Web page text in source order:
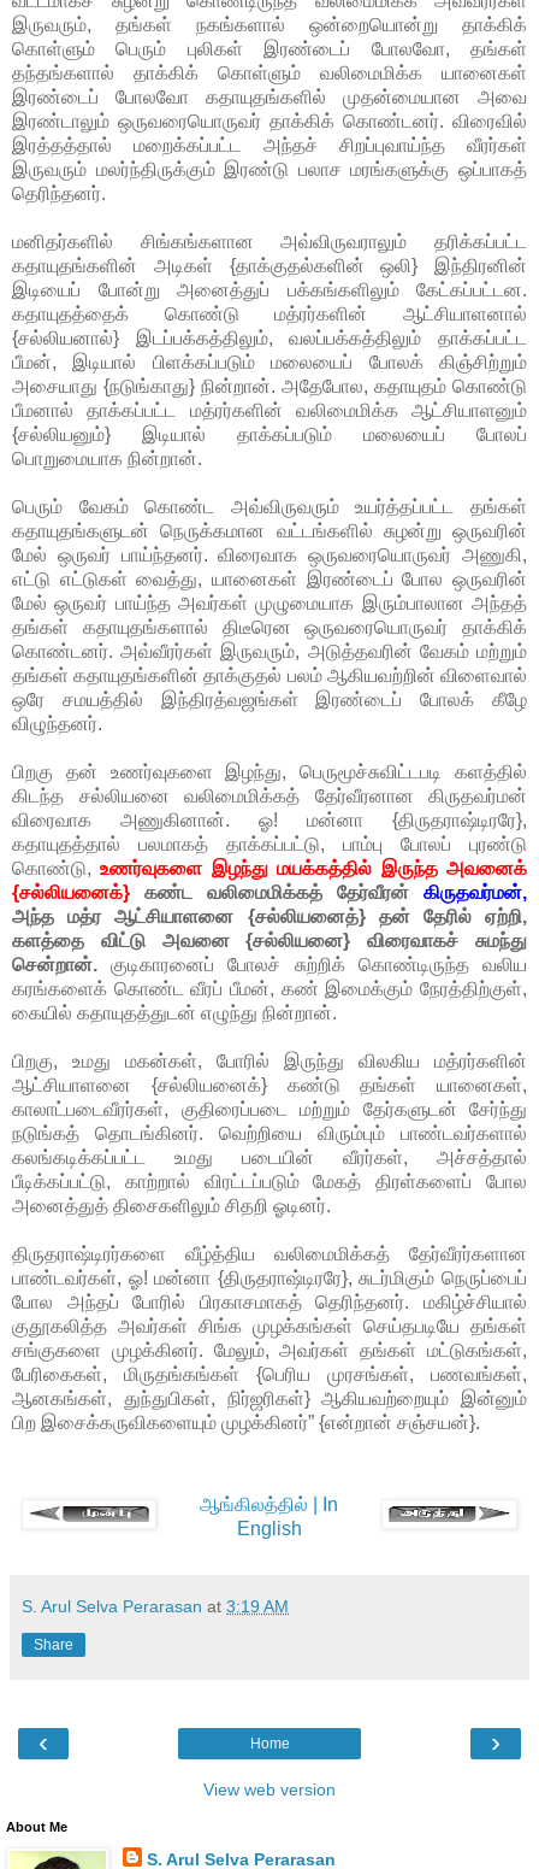
இருவரும், தங்கள் நகங்களால் ஒன்றையொன்று தாக்கிக்
கொள்ளும் பெரும் புலிகள் இரண்டைப் போலவோ, தங்கள்
தந்தங்களால் தாக்கிக் கொள்ளும் வலிமைமிக்க யானைகள்
இரண்டைப் போலவோ கதாயுதங்களில் முதன்மையான அவை
இரண்டாலும் ஒருவரையொருவர் தாக்கிக் கொண்டனர். விரைவில்
இரத்தத்தால் மறைக்கப்பட்ட அந்தச் சிறப்புவாய்ந்த வீரர்கள்
இருவரும் மலர்ந்திருக்கும் இரண்டு பலாச மரங்களுக்கு ஒப்பாகத்
தெரிந்தனர்.
மனிதர்களில் சிங்கங்களான அவ்விருவராலும் தரிக்கப்பட்ட
கதாயுதங்களின் அடிகள் {தாக்குதல்களின் ஒலி} இந்திரனின்
இடியைப் போன்று அனைத்துப் பக்கங்களிலும் கேட்கப்பட்டன.
கதாயுதத்தைக் கொண்டு மத்ரர்களின் ஆட்சியாளனால்
{சல்லியனால்} இடப்பக்கத்திலும், வலப்பக்கத்திலும் தாக்கப்பட்ட
பீமன், இடியால் பிளக்கப்படும் மலையைப் போலக் கிஞ்சிற்றும்
அசையாது {நடுங்காது} நின்றான். அதேபோல, கதாயுதம் கொண்டு
பீமனால் தாக்கப்பட்ட மத்ரர்களின் வலிமைமிக்க ஆட்சியாளனும்
{சல்லியனும்} இடியால் தாக்கப்படும் மலையைப் போலப்
பொறுமையாக நின்றான்.
பெரும் வேகம் கொண்ட அவ்விருவரும் உயர்த்தப்பட்ட தங்கள்
கதாயுதங்களுடன் நெருக்கமான வட்டங்களில் சுழன்று ஒருவரின்
மேல் ஒருவர் பாய்ந்தனர். விரைவாக ஒருவரையொருவர் அணுகி,
எட்டு எட்டுகள் வைத்து, யானைகள் இரண்டைப் போல ஒருவரின்
மேல் ஒருவர் பாய்ந்த அவர்கள் முழுமையாக இரும்பாலான அந்தத்
தங்கள் கதாயுதங்களால் திடீரென ஒருவரையொருவர் தாக்கிக்
கொண்டனர். அவ்வீரர்கள் இருவரும், அடுத்தவரின் வேகம் மற்றும்
தங்கள் கதாயுதங்களின் தாக்குதல் பலம் ஆகியவற்றின் விளைவால்
ஒரே சமயத்தில் இந்திரத்வஜங்கள் இரண்டைப் போலக் கீழே
விழுந்தனர்.
பிறகு தன் உணர்வுகளை இழந்து, பெருமூச்சுவிட்டபடி களத்தில்
கிடந்த சல்லியனை வலிமைமிக்கத் தேர்வீரனான கிருதவர்மன்
விரைவாக அணுகினான். ஓ! மன்னா {திருதராஷ்டிரரே},
கதாயுதத்தால் பலமாகத் தாக்கப்பட்டு, பாம்பு போலப் புரண்டு
கொண்டு,உணர்வுகளை இழந்து மயக்கத்தில் இருந்த அவனைக்
{சல்லியனைக்} கண்ட வலிமைமிக்கத் தேர்வீரன் கிருதவர்மன்,
அந்த மத்ர ஆட்சியாளனை {சல்லியனைத்} தன் தேரில் ஏற்றி,
களத்தை விட்டு அவனை {சல்லியனை} விரைவாகச் சுமந்து
சென்றான்.குடிகாரனைப் போலச் சுற்றிக் கொண்டிருந்த வலிய
கரங்களைக் கொண்ட வீரப் பீமன், கண் இமைக்கும் நேரத்திற்குள்,
கையில் கதாயுதத்துடன் எழுந்து நின்றான்.
பிறகு, உமது மகன்கள், போரில் இருந்து விலகிய மத்ரர்களின்
ஆட்சியாளனை {சல்லியனைக்} கண்டு தங்கள் யானைகள்,
காலாட்படைவீரர்கள், குதிரைப்படை மற்றும் தேர்களுடன் சேர்ந்து
நடுங்கத் தொடங்கினர். வெற்றியை விரும்பும் பாண்டவர்களால்
கலங்கடிக்கப்பட்ட உமது படையின் வீரர்கள், அச்சத்தால்
பீடிக்கப்பட்டு, காற்றால் விரட்டப்படும் மேகத் திரள்களைப் போல
அனைத்துத் திசைகளிலும் சிதறி ஓடினர்.
திருதராஷ்டிரர்களை வீழ்த்திய வலிமைமிக்கத் தேர்வீரர்களான
பாண்டவர்கள், ஓ! மன்னா {திருதராஷ்டிரரே}, சுடர்மிகும் நெருப்பைப்
போல அந்தப் போரில் பிரகாசமாகத் தெரிந்தனர். மகிழ்ச்சியால்
குதூகலித்த அவர்கள் சிங்க முழக்கங்கள் செய்தபடியே தங்கள்
சங்குகளை முழக்கினர். மேலும், அவர்கள் தங்கள் மட்டுகங்கள்,
பேரிகைகள், மிருதங்கங்கள் {பெரிய முரசங்கள், பணவங்கள்,
ஆனகங்கள், துந்துபிகள், நிர்ஜரிகள்} ஆகியவற்றையும் இன்னும்
பிற இசைக்கருவிகளையும் முழக்கினர்” {என்றான் சஞ்சயன்}.
ஆங்கிலத்தில் | In
English
S. Arul Selva Perarasan at 3:19 AM
Share
‹ ›
Home
View web version
About Me
S. Arul Selva Perarasan